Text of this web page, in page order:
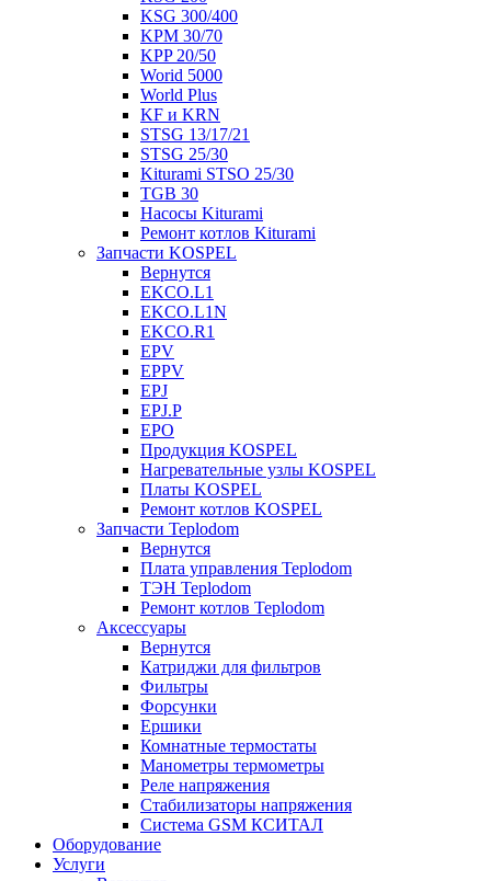
KSG 300/400
KPM 30/70
KPP 20/50
Worid 5000
World Plus
KF и KRN
STSG 13/17/21
STSG 25/30
Kiturami STSO 25/30
TGB 30
Насосы Kiturami
Ремонт котлов Kiturami
Запчасти KOSPEL
Вернутся
EKCO.L1
EKCO.L1N
EKCO.R1
EPV
EPPV
EPJ
EPJ.P
EPO
Продукция KOSPEL
Нагревательные узлы KOSPEL
Платы KOSPEL
Ремонт котлов KOSPEL
Запчасти Teplodom
Вернутся
Плата управления Teplodom
ТЭН Teplodom
Ремонт котлов Teplodom
Аксессуары
Вернутся
Катриджи для фильтров
Фильтры
Форсунки
Ершики
Комнатные термостаты
Манометры термометры
Реле напряжения
Стабилизаторы напряжения
Система GSM КСИТАЛ
Оборудование
Услуги